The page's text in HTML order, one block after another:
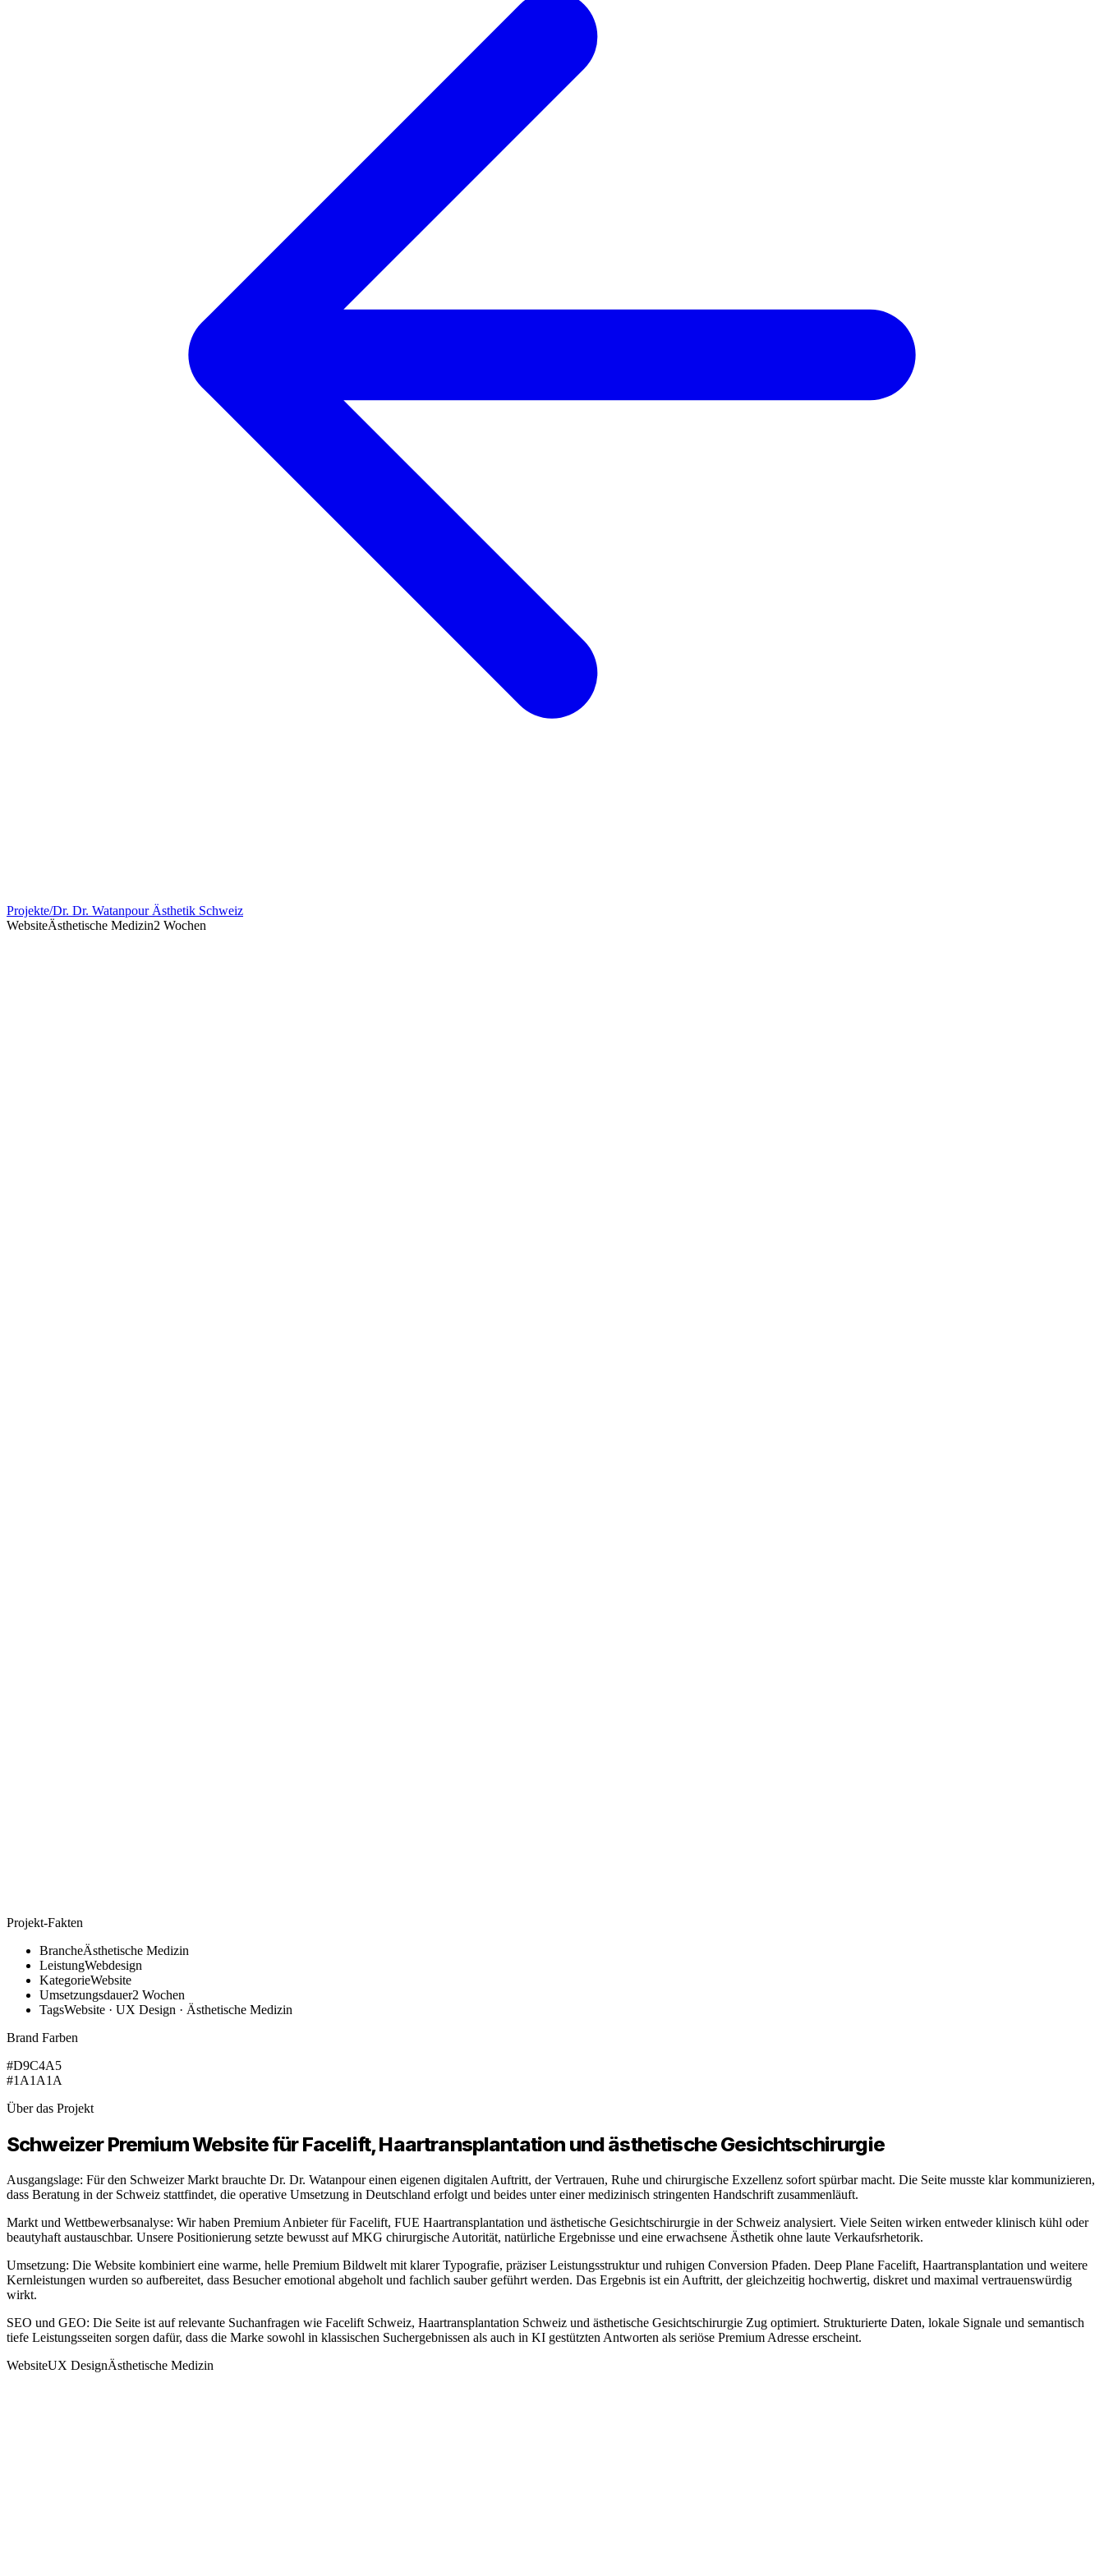
Projekte/Dr. Dr. Watanpour Ästhetik Schweiz
WebsiteÄsthetische Medizin2 Wochen
Projekt-Fakten
BrancheÄsthetische Medizin
LeistungWebdesign
KategorieWebsite
Umsetzungsdauer2 Wochen
TagsWebsite · UX Design · Ästhetische Medizin
Brand Farben
#D9C4A5
#1A1A1A
Über das Projekt
Schweizer Premium Website für Facelift, Haartransplantation und ästhetische Gesichtschirurgie
Ausgangslage: Für den Schweizer Markt brauchte Dr. Dr. Watanpour einen eigenen digitalen Auftritt, der Vertrauen, Ruhe und chirurgische Exzellenz sofort spürbar macht. Die Seite musste klar kommunizieren,
dass Beratung in der Schweiz stattfindet, die operative Umsetzung in Deutschland erfolgt und beides unter einer medizinisch stringenten Handschrift zusammenläuft.
Markt und Wettbewerbsanalyse: Wir haben Premium Anbieter für Facelift, FUE Haartransplantation und ästhetische Gesichtschirurgie in der Schweiz analysiert. Viele Seiten wirken entweder klinisch kühl oder
beautyhaft austauschbar. Unsere Positionierung setzte bewusst auf MKG chirurgische Autorität, natürliche Ergebnisse und eine erwachsene Ästhetik ohne laute Verkaufsrhetorik.
Umsetzung: Die Website kombiniert eine warme, helle Premium Bildwelt mit klarer Typografie, präziser Leistungsstruktur und ruhigen Conversion Pfaden. Deep Plane Facelift, Haartransplantation und weitere
Kernleistungen wurden so aufbereitet, dass Besucher emotional abgeholt und fachlich sauber geführt werden. Das Ergebnis ist ein Auftritt, der gleichzeitig hochwertig, diskret und maximal vertrauenswürdig
wirkt.
SEO und GEO: Die Seite ist auf relevante Suchanfragen wie Facelift Schweiz, Haartransplantation Schweiz und ästhetische Gesichtschirurgie Zug optimiert. Strukturierte Daten, lokale Signale und semantisch
tiefe Leistungsseiten sorgen dafür, dass die Marke sowohl in klassischen Suchergebnissen als auch in KI gestützten Antworten als seriöse Premium Adresse erscheint.
WebsiteUX DesignÄsthetische Medizin